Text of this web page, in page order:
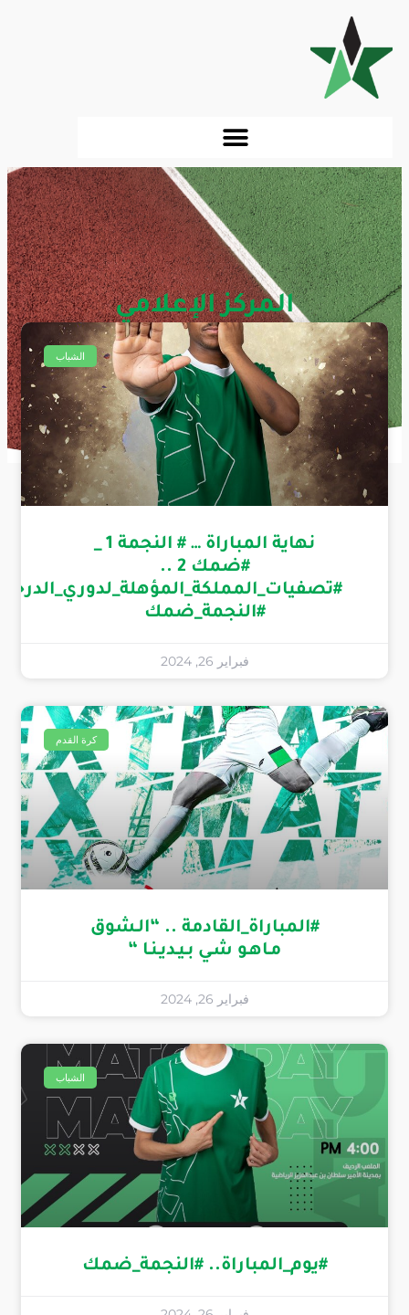
المركز الإعلامي
أخبار وتغطيات النادي الشباب
نهاية المباراة … # النجمة 1 _
#ضمك 2 ..
#النجمة_ضمك
فبراير 26, 2024
كرة القدم
#المباراة_القادمة .. “الـشوق
مـاهـو شـي بـيـديـنـا “
فبراير 26, 2024
الشباب
#يوم_المباراة.. #النجمة_ضمك